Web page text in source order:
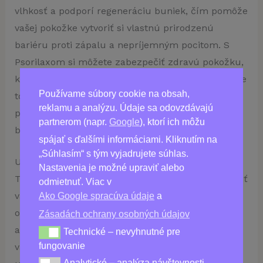
Používame súbory cookie na obsah,
reklamu a analýzu. Údaje sa odovzdávajú
partnerom (napr. Google), ktorí ich môžu
spájať s ďalšími informáciami. Kliknutím na
„Súhlasím“ s tým vyjadrujete súhlas.
Nastavenia je možné upraviť alebo
odmietnuť. Viac v
Ako Google spracúva údaje a
Zásadách ochrany osobných údajov
Technické – nevyhnutné pre fungovanie
Technické – nevyhnutné pre
fungovanie
vlhkosť a podporí regeneráciu buniek, čím pomôže
vašej pokožke vytvoriť si vlastnú prirodzenú
bariéru proti zápalu a nepríjemným pocitom. S
Psorilaxom si môžete zabezpečiť zdravú pokožku,
ktorá sa bude cítiť príjemne po celý deň! Dôverujte
tomuto revolučnému prípravku, ktorý vám
poskytne potrebnú ochranu teraz – aj v
budúcnosti.
Už nehľadajte úľavu od psoriázy – Psorilax je tu!
Tento krém, ktorý vám zmení život, má silu zmeniť
vaše trápenie a vrátiť vám život. Nemusíte sa
obávať rizika vedľajších účinkov invazívnej liečby
alebo silných liekov, pretože Psorilax je šetrný k
vašej pokožke a obsahuje prírodné zložky, ktoré